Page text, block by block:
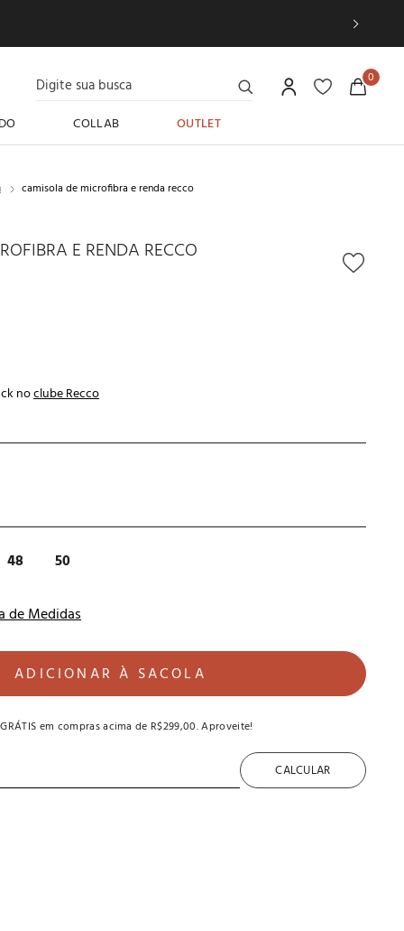
Digite sua busca 0
COLLAB OUTLET
camisola de microfibra e renda recco
E RENDA RECCO
noclube Recco
48 50
de Medidas
ADICIONAR À SACOLA
em compras acima de R$299,00. Aproveite!
CALCULAR